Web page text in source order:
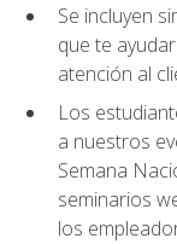
Se incluyen
que te
atención al
Los
a nuestros
Semana
seminarios
los